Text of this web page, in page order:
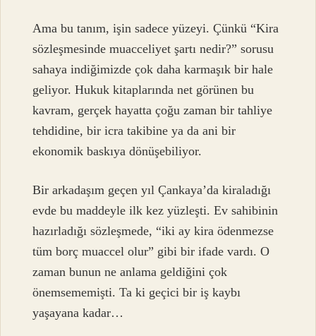
Ama bu tanım, işin sadece yüzeyi. Çünkü “Kira
sözleşmesinde muacceliyet şartı nedir?” sorusu
sahaya indiğimizde çok daha karmaşık bir hale
geliyor. Hukuk kitaplarında net görünen bu
kavram, gerçek hayatta çoğu zaman bir tahliye
tehdidine, bir icra takibine ya da ani bir
ekonomik baskıya dönüşebiliyor.
Bir arkadaşım geçen yıl Çankaya’da kiraladığı
evde bu maddeyle ilk kez yüzleşti. Ev sahibinin
hazırladığı sözleşmede, “iki ay kira ödenmezse
tüm borç muaccel olur” gibi bir ifade vardı. O
zaman bunun ne anlama geldiğini çok
önemsememişti. Ta ki geçici bir iş kaybı
yaşayana kadar…